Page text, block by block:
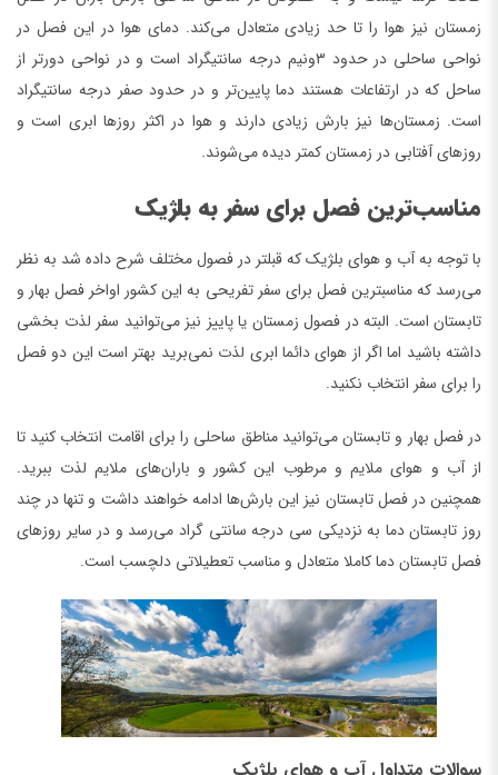
زمستان نیز هوا را تا حد زیادی متعادل می‌کند. دمای هوا در این فصل در
نواحی ساحلی در حدود ۳ونیم درجه سانتیگراد است و در نواحی دورتر از
ساحل که در ارتفاعات هستند دما پایین‌تر و در حدود صفر درجه سانتیگراد
است. زمستان‌ها نیز بارش زیادی دارند و هوا در اکثر روز‌ها ابری است و
روز‌های آفتابی در زمستان کمتر دیده می‌شوند.
مناسب‌ترین فصل برای سفر به بلژیک
با توجه به آب و هوای بلژیک که قبلتر در فصول مختلف شرح داده شد به نظر
می‌رسد که مناسبترین فصل برای سفر تفریحی به این کشور اواخر فصل بهار و
تابستان است. البته در فصول زمستان یا پاییز نیز می‌توانید سفر لذت بخشی
داشته باشید اما اگر از هوای دائما ابری لذت نمی‌برید بهتر است این دو فصل
را برای سفر انتخاب نکنید.
در فصل بهار و تابستان می‌توانید مناطق ساحلی را برای اقامت انتخاب کنید تا
از آب و هوای ملایم و مرطوب این کشور و باران‌های ملایم لذت ببرید.
همچنین در فصل تابستان نیز این بارش‌ها ادامه خواهند داشت و تنها در چند
روز تابستان دما به نزدیکی سی درجه سانتی گراد می‌رسد و در سایر روز‌های
فصل تابستان دما کاملا متعادل و مناسب تعطیلاتی دلچسب است.